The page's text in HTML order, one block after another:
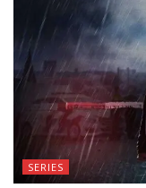
SERIES